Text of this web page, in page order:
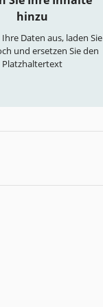
hinzu
Ihre Daten aus, laden Sie
und ersetzen Sie den
Platzhaltertext